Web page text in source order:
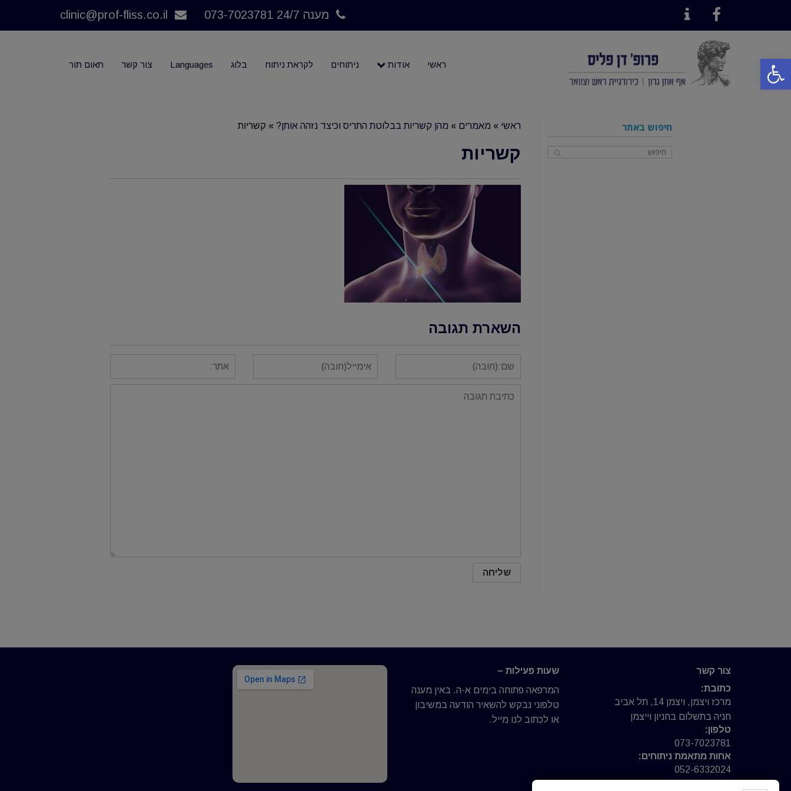
פתח סרגל נגישות
Facebook
Contact
מענה 24/7 073-7023781
ראשי אודות ניתוחים לקראת ניתוח בלוג Languages צור קשר תאום תור
ראשי » מאמרים » מהן קשריות בבלוטת התריס וכיצד נזהה אותן? » קשריות
קשריות
השארת תגובה
חיפוש באתר
צור קשר
כתובת:
מרכז ויצמן, ויצמן 14, תל אביב
חניה בתשלום בחניון וייצמן
טלפון:
073-7023781
אחות מתאמת ניתוחים:
052-6332024
פקס:
שעות פעילות –
המרפאה פתוחה בימים א-ה. באין מענה
טלפוני נבקש להשאיר הודעה במשיבון
או לכתוב לנו מייל.